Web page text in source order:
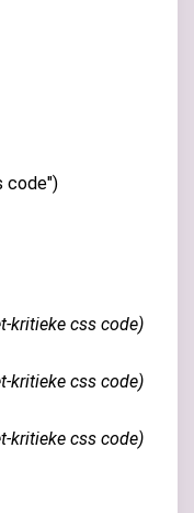
code")
kritieke css code)
kritieke css code)
kritieke css code)